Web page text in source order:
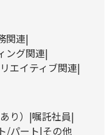
関連
ング関連
エイティブ関連
り）
嘱託社員
/パート その他